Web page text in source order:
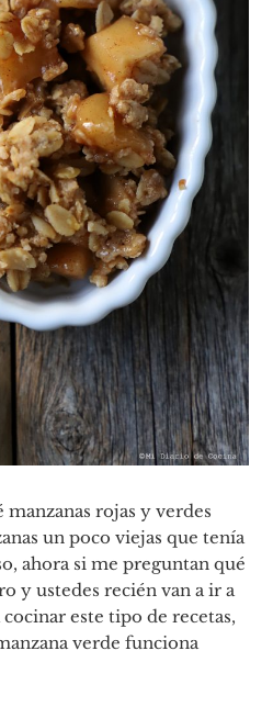
manzanas rojas y verdes
un poco viejas que tenía
ahora si me preguntan qué
y ustedes recién van a ir a
este tipo de recetas,
verde funciona